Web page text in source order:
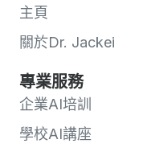
主頁
關於Dr. Jackei
專業服務
企業AI培訓
學校AI講座